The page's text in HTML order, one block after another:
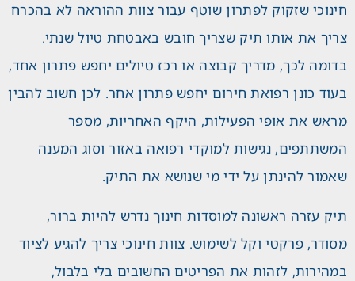
חינוכי שזקוק לפתרון שוטף עבור צוות ההוראה לא בהכרח
צריך את אותו תיק שצריך חובש באבטחת טיול שנתי.
בדומה לכך, מדריך קבוצה או רכז טיולים יחפש פתרון אחד,
בעוד כונן רפואת חירום יחפש פתרון אחר. לכן חשוב להבין
מראש את אופי הפעילות, היקף האחריות, מספר
המשתתפים, נגישות למוקדי רפואה באזור וסוג המענה
שאמור להינתן על ידי מי שנושא את התיק.
תיק עזרה ראשונה למוסדות חינוך נדרש להיות ברור,
מסודר, פרקטי וקל לשימוש. צוות חינוכי צריך להגיע לציוד
במהירות, לזהות את הפריטים החשובים בלי בלבול,